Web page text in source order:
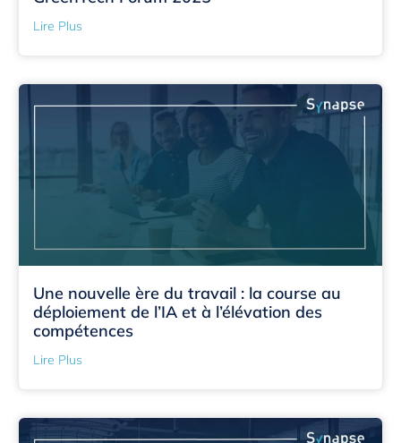
Lire Plus
Une nouvelle ère du travail : la course au
déploiement de l’IA et à l’élévation des
compétences
Lire Plus